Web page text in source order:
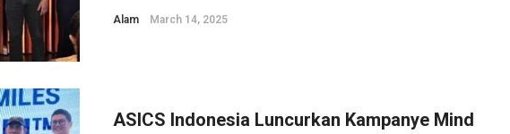
Alam March 14, 2025
ASICS Indonesia Luncurkan Kampanye Mind